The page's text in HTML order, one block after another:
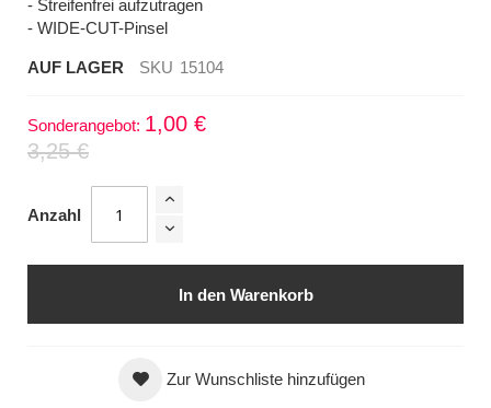
- Streifenfrei aufzutragen
- WIDE-CUT-Pinsel
AUF LAGER SKU 15104
Sonderangebot 1,00 €
3,25 €
Anzahl
In den Warenkorb
Zur Wunschliste hinzufügen